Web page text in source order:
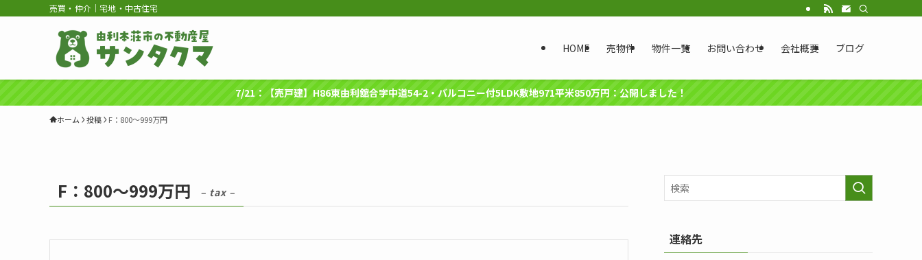
売買・仲介｜宅地・中古住宅
HOME 売物件 物件一覧 お問い合わせ 会社概要 ブログ
7/21：【売戸建】H86東由利舘合字中道54-2・バルコニー付5LDK敷地971平米850万円：公開しました！
ホーム 投稿 F：800～999万円
F：800～999万円 – tax –
連絡先